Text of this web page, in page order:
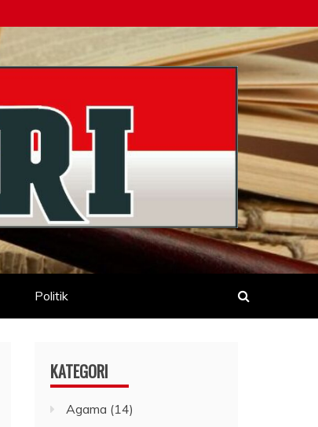
Politik
KATEGORI
Agama (14)